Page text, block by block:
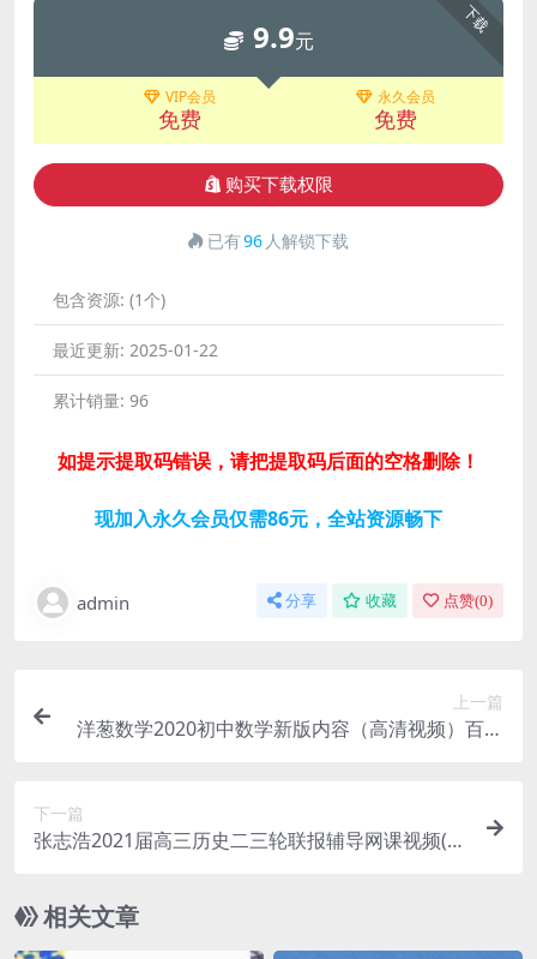
下载
9.9元
VIP会员
免费
永久会员
免费
购买下载权限
已有96 人解锁下载
包含资源: (1个)
最近更新: 2025-01-22
累计销量: 96
如提示提取码错误，请把提取码后面的空格删除！
现加入永久会员仅需86元，全站资源畅下
admin 分享 收藏 点赞(0)
上一篇
洋葱数学2020初中数学新版内容（高清视频）百度
下一篇
张志浩2021届高三历史二三轮联报辅导网课视频(送
相关文章